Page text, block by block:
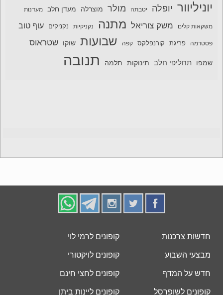
יוניליוור יופלה יטבתה מולר מוצרלה מעדן חלב מעדנות
משקאות קלים משק צוריאל מתנה נקניקיות נקניקים עוף טוב
פסטרמה פריגת קורנפלקס קפה שבועות שוקו שטראוס
שמפו תחליפי חלב תינוקות תלמה תנובה
חדשות צרכנות
מבצעי השבוע
חדש על המדף
קופונים לשופרסל
קופונים לרמי לוי
קופונים לויקטורי
קופונים לחצי חינם
קופונים ליינות ביתן